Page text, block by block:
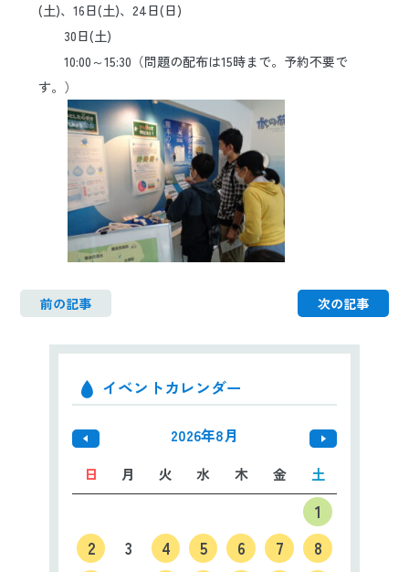
(土)、16日(土)、24日(日)
30日(土)
10:00～15:30（問題の配布は15時まで。予約不要で
す。）
前の記事 次の記事
イベントカレンダー
2026年8月
日 月 火 水 木 金 土
1
2
3 4 5 6 7
8